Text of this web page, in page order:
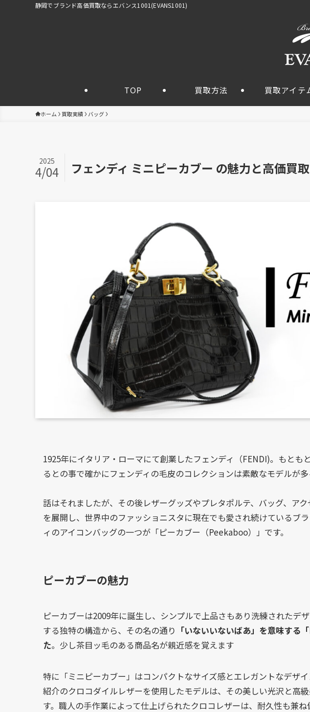
静岡でブランド高価買取ならエバンス1001(EVANS1001)
TOP 買取方法 買取アイテ
ホーム 買取実績 バッグ
フェンディ ミニピーカブー の魅力と高価買
2025
4/04
1925年にイタリア・ローマにて創業したフェンディ（FENDI)。もとも
るとの事で確かにフェンディの毛皮のコレクションは素敵なモデルが多
話はそれましたが、その後レザーグッズやプレタポルテ、バッグ、ア
を展開し、世界中のファッショニスタに現在でも愛され続けているブ
ィのアイコンバッグの一つが「ピーカブー（Peekaboo）」です。
ピーカブーの魅力
ピーカブーは2009年に誕生し、シンプルで上品さもあり洗練されたデ
する独特の構造から、その名の通り 「いないいないばあ」を意味する
た。少し茶目ッ毛のある商品名が親近感を覚えます
特に「ミニピーカブー」はコンパクトなサイズ感とエレガントなデザ
紹介のクロコダイルレザーを使用したモデルは、その美しい光沢と高
す。職人の手作業によって仕上げられたクロコレザーは、耐久性も兼